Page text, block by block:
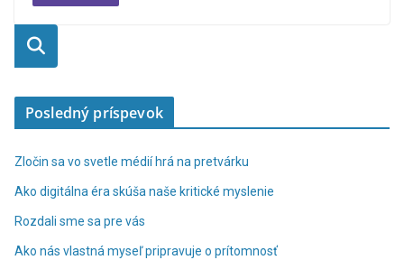
Vyhľadaťť
Posledný príspevok
Zločin sa vo svetle médií hrá na pretvárku
Ako digitálna éra skúša naše kritické myslenie
Rozdali sme sa pre vás
Ako nás vlastná myseľ pripravuje o prítomnosť